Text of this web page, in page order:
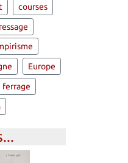
courses
Europe
ferrage